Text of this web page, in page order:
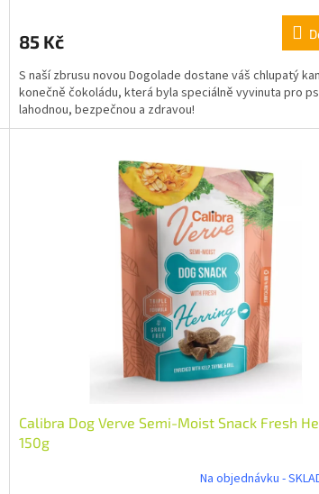
85 Kč
S naší zbrusu novou Dogolade dostane váš chlupatý
konečně čokoládu, která byla speciálně vyvinuta pro
lahodnou, bezpečnou a zdravou!
Calibra Dog Verve Semi-Moist Snack Fresh
150g
Na objednávku -